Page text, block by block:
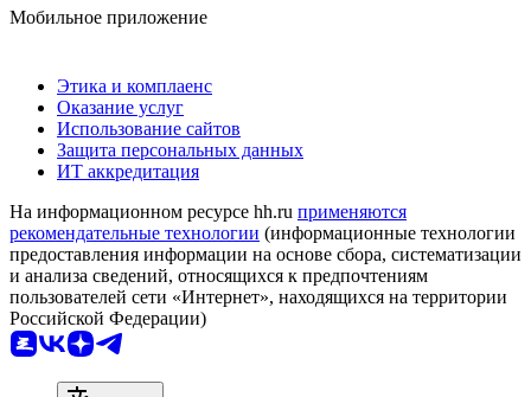
Мобильное приложение
Этика и комплаенс
Оказание услуг
Использование сайтов
Защита персональных данных
ИТ аккредитация
На информационном ресурсе hh.ru применяются
рекомендательные технологии (информационные технологии
предоставления информации на основе сбора, систематизации
и анализа сведений, относящихся к предпочтениям
пользователей сети «Интернет», находящихся на территории
Российской Федерации)